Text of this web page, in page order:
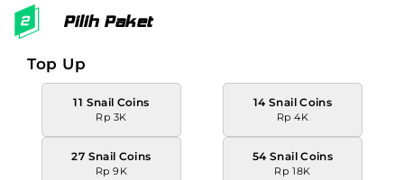
Pilih Paket
Top Up
11 Snail Coins
Rp 3K
14 Snail Coins
Rp 4K
27 Snail Coins
Rp 9K
54 Snail Coins
Rp 18K